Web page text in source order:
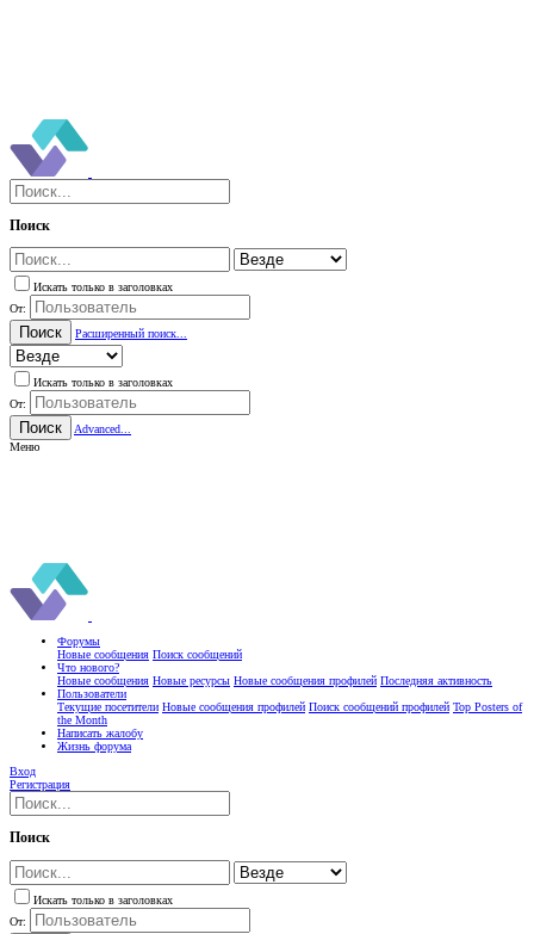
Поиск
Искать только в заголовках
От:
Поиск Расширенный поиск...
Искать только в заголовках
От:
Поиск
Advanced...
Меню
Форумы
Новые сообщения Поиск сообщений
Что нового?
Новые сообщения Новые ресурсы Новые сообщения профилей Последняя активность
Пользователи
Текущие посетители Новые сообщения профилей Поиск сообщений профилей Top Posters of
the Month
Написать жалобу
Жизнь форума
Вход
Регистрация
Поиск
Искать только в заголовках
От: